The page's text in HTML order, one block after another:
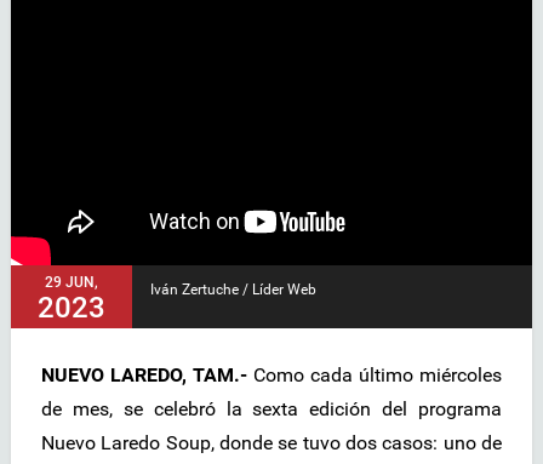
29 JUN,
2023
Iván Zertuche / Líder Web
NUEVO LAREDO, TAM.- Como cada último miércoles
de mes, se celebró la sexta edición del programa
Nuevo Laredo Soup, donde se tuvo dos casos: uno de